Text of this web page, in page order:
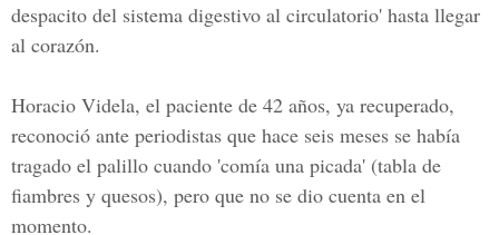
despacito del sistema digestivo al circulatorio' hasta llegar
al corazón.
Horacio Videla, el paciente de 42 años, ya recuperado,
reconoció ante periodistas que hace seis meses se había
tragado el palillo cuando 'comía una picada' (tabla de
fiambres y quesos), pero que no se dio cuenta en el
momento.